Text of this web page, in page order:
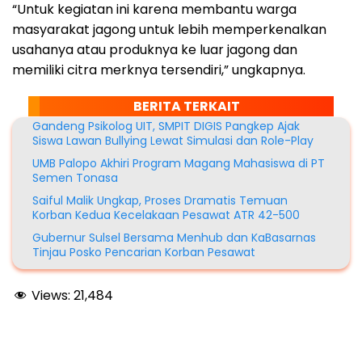
“Untuk kegiatan ini karena membantu warga
masyarakat jagong untuk lebih memperkenalkan
usahanya atau produknya ke luar jagong dan
memiliki citra merknya tersendiri,” ungkapnya.
BERITA TERKAIT
Gandeng Psikolog UIT, SMPIT DIGIS Pangkep Ajak
Siswa Lawan Bullying Lewat Simulasi dan Role-Play
UMB Palopo Akhiri Program Magang Mahasiswa di PT
Semen Tonasa
Saiful Malik Ungkap, Proses Dramatis Temuan
Korban Kedua Kecelakaan Pesawat ATR 42-500
Gubernur Sulsel Bersama Menhub dan KaBasarnas
Tinjau Posko Pencarian Korban Pesawat
Views: 21,484